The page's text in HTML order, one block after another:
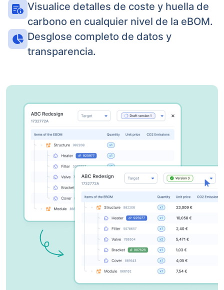
Visualice detalles de coste y huella de
carbono en cualquier nivel de la eBOM.
Desglose completo de datos y
transparencia.